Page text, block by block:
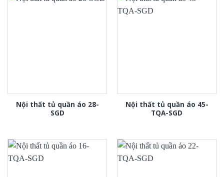
Nội thất tủ quần áo 28-
SGD
Nội thất tủ quần áo 45-
TQA-SGD